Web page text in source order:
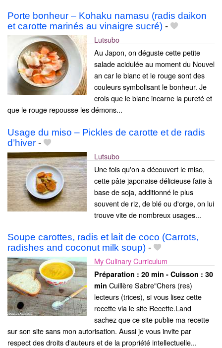
Porte bonheur – Kohaku namasu (radis daikon
et carotte marinés au vinaigre sucré) -
Lutsubo
Au Japon, on déguste cette petite
salade acidulée au moment du Nouvel
an car le blanc et le rouge sont des
couleurs symbolisant le bonheur. Je
crois que le blanc incarne la pureté et
que le rouge repousse les démons...
Usage du miso – Pickles de carotte et de radis
d’hiver -
Lutsubo
Une fois qu'on a découvert le miso,
cette pâte japonaise délicieuse faite à
base de soja, additionné le plus
souvent de riz, de blé ou d'orge, on lui
trouve vite de nombreux usages...
Soupe carottes, radis et lait de coco (Carrots,
radishes and coconut milk soup) -
My Culinary Curriculum
Préparation : 20 min - Cuisson : 30
min Cuillère Sabre"Chers (res)
lecteurs (trices), si vous lisez cette
recette via le site Recette.Land
sachez que ce site publie ma recette
sur son site sans mon autorisation. Aussi je vous invite par
respect des droits d'auteurs et de la propriété intellectuelle...